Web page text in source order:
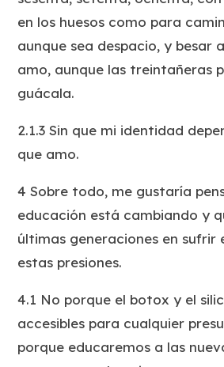
en los huesos como para
aunque sea despacio, y besar
amo, aunque las treintañeras
guácala.
2.1.3 Sin que mi identidad
que amo.
4 Sobre todo, me gustaría
educación está cambiando y
últimas generaciones en sufrir
estas presiones.
4.1 No porque el botox y el
accesibles para cualquier
porque educaremos a las